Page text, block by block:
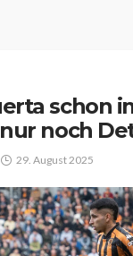
schon
noch
29. August 2025